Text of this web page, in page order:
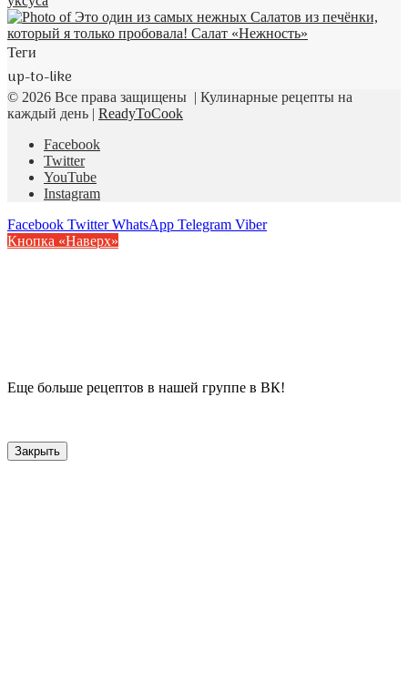
Теги
up-to-like
© 2026 Все права защищены | Кулинарные рецепты на
каждый день | ReadyToCook
Facebook
Twitter
YouTube
Instagram
Facebook Twitter WhatsApp Telegram Viber
Кнопка «Наверх»
Еще больше рецептов в нашей группе в ВК!
Закрыть